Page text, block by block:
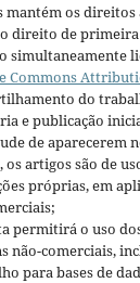
mantém os direitos
direito de primeira
simultaneamente
Commons
do
e publicação
de aparecerem
os artigos são de
próprias, em
permitirá o uso
não-comerciais,
para bases de